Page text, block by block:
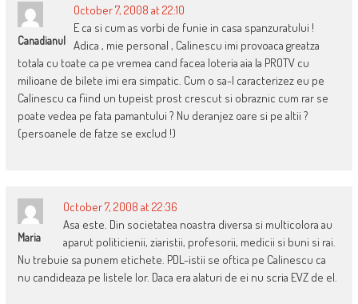
Canadianul
October 7, 2008 at 22:10
E ca si cum as vorbi de funie in casa spanzuratului !
Adica , mie personal , Calinescu imi provoaca greatza
totala cu toate ca pe vremea cand facea loteria aia la PROTV cu
milioane de bilete imi era simpatic. Cum o sa-l caracterizez eu pe
Calinescu ca fiind un tupeist prost crescut si obraznic cum rar se
poate vedea pe fata pamantului ? Nu deranjez oare si pe altii ?
(persoanele de fatze se exclud !)
Maria
October 7, 2008 at 22:36
Asa este. Din societatea noastra diversa si multicolora au
aparut politicienii, ziaristii, profesorii, medicii si buni si rai.
Nu trebuie sa punem etichete. PDL-istii se oftica pe Calinescu ca
nu candideaza pe listele lor. Daca era alaturi de ei nu scria EVZ de el.